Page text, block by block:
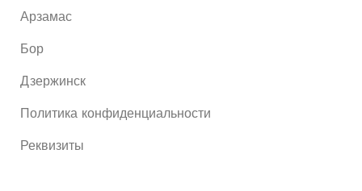
Арзамас
Бор
Дзержинск
Политика конфиденциальности
Реквизиты